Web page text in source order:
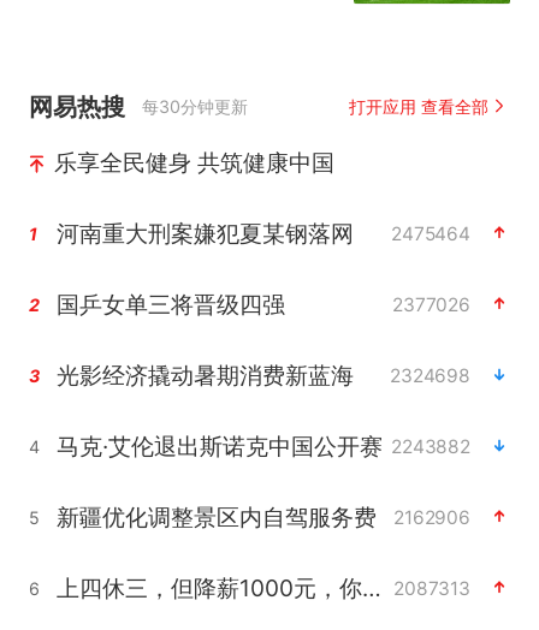
网易热搜 每30分钟更新 打开应用 查看全部
乐享全民健身 共筑健康中国
1 河南重大刑案嫌犯夏某钢落网 2475464
2 国乒女单三将晋级四强 2377026
3 光影经济撬动暑期消费新蓝海 2324698
4 马克·艾伦退出斯诺克中国公开赛 2243882
5 新疆优化调整景区内自驾服务费 2162906
6 上四休三，但降薪1000元，你接受吗？ 2087313